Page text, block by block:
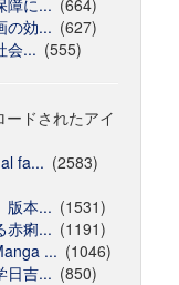
障に... (664)
の効... (627)
会... (555)
ドされたアイ
fa... (2583)
版本... (1531)
赤痢... (1191)
... (1046)
日吉... (850)